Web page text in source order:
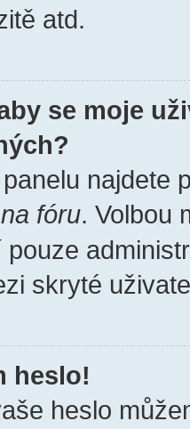
atd.
se moje
najdete
fóru. Volbou
skryté
heslo!
heslo